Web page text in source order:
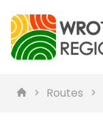
Routes